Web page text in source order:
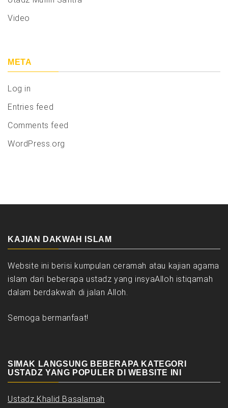
Video
META
Log in
Entries feed
Comments feed
WordPress.org
KAJIAN DAKWAH ISLAM
Website ini berisi kumpulan ceramah atau kajian agama
islam dari beberapa ustadz yang insyaAlloh istiqamah
dalam berdakwah di jalan Alloh.
Semoga bermanfaat!
SIMAK LANGSUNG BEBERAPA KATEGORI
USTADZ YANG POPULER DI WEBSITE INI
Ustadz Khalid Basalamah